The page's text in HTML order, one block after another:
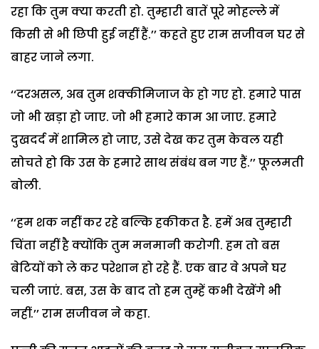
रहा कि तुम क्या करती हो. तुम्हारी बातें पूरे मोहल्ले में
किसी से भी छिपी हुई नहीं हैं.’’ कहते हुए राम सजीवन घर से
बाहर जाने लगा.
‘‘दरअसल, अब तुम शक्कीमिजाज के हो गए हो. हमारे पास
जो भी खड़ा हो जाए. जो भी हमारे काम आ जाए. हमारे
दुखदर्द में शामिल हो जाए, उसे देख कर तुम केवल यही
सोचते हो कि उस के हमारे साथ संबंध बन गए हैं.’’ फूलमती
बोली.
‘‘हम शक नहीं कर रहे बल्कि हकीकत है. हमें अब तुम्हारी
चिंता नहीं है क्योंकि तुम मनमानी करोगी. हम तो बस
बेटियों को ले कर परेशान हो रहे हैं. एक बार वे अपने घर
चली जाएं. बस, उस के बाद तो हम तुम्हें कभी देखेंगे भी
नहीं.’’ राम सजीवन ने कहा.